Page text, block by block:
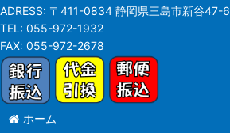
ADRESS: 〒411-0834 静岡県三島市新谷47-6
TEL: 055-972-1932
FAX: 055-972-2678
ホーム